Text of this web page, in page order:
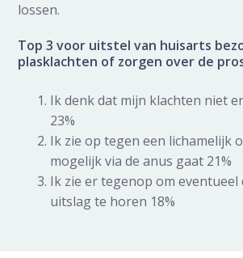
lossen.
Top 3 voor uitstel van huisarts
plasklachten of zorgen over de
Ik denk dat mijn klachten niet
23%
Ik zie op tegen een lichamelijk
mogelijk via de anus gaat 21%
Ik zie er tegenop om eventueel
uitslag te horen 18%